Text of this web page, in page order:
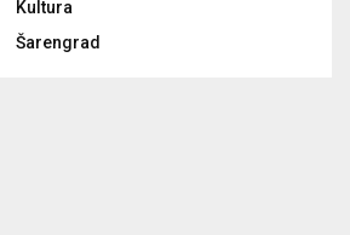
Kultura
Šarengrad